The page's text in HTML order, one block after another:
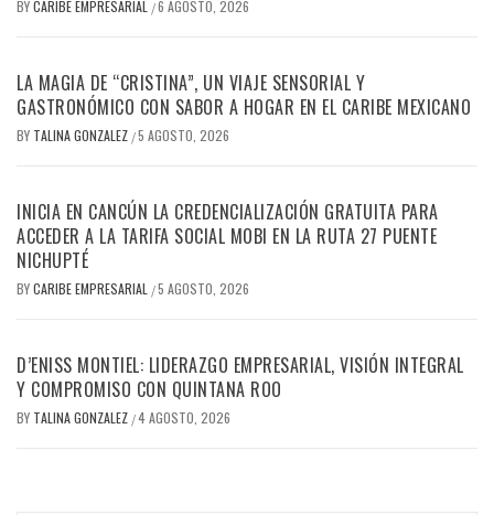
BYCARIBE EMPRESARIAL /6 AGOSTO, 2026
LA MAGIA DE “CRISTINA”, UN VIAJE SENSORIAL Y
GASTRONÓMICO CON SABOR A HOGAR EN EL CARIBE MEXICANO
BY TALINA GONZALEZ /5 AGOSTO, 2026
INICIA EN CANCÚN LA CREDENCIALIZACIÓN GRATUITA PARA
ACCEDER A LA TARIFA SOCIAL MOBI EN LA RUTA 27 PUENTE
NICHUPTÉ
BYCARIBE EMPRESARIAL /5 AGOSTO, 2026
D’ENISS MONTIEL: LIDERAZGO EMPRESARIAL, VISIÓN INTEGRAL
Y COMPROMISO CON QUINTANA ROO
BY TALINA GONZALEZ /4 AGOSTO, 2026